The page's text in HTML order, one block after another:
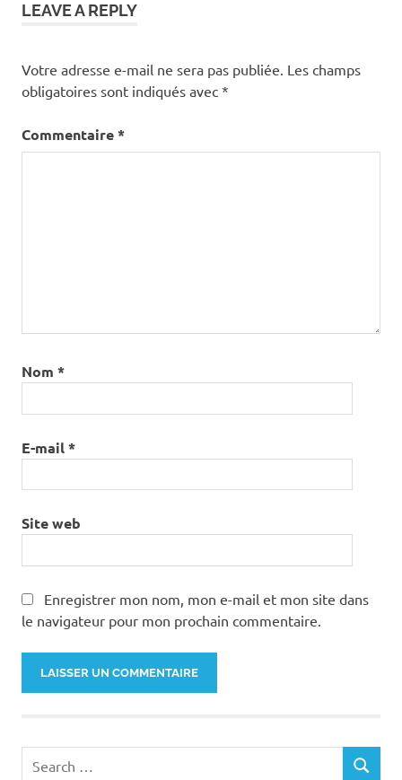
LEAVE A REPLY
Votre adresse e-mail ne sera pas publiée. Les champs
obligatoires sont indiqués avec *
Commentaire*
Nom *
E-mail*
Site web
Enregistrer mon nom, mon e-mail et mon site dans
le navigateur pour mon prochain commentaire.
SEARCH